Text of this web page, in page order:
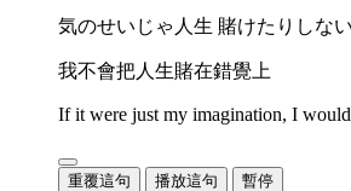
気のせいじゃ人生 賭けたりしな
我不會把人生賭在錯覺上
If it were just my imagination, I
重覆這句 播放這句 暫停